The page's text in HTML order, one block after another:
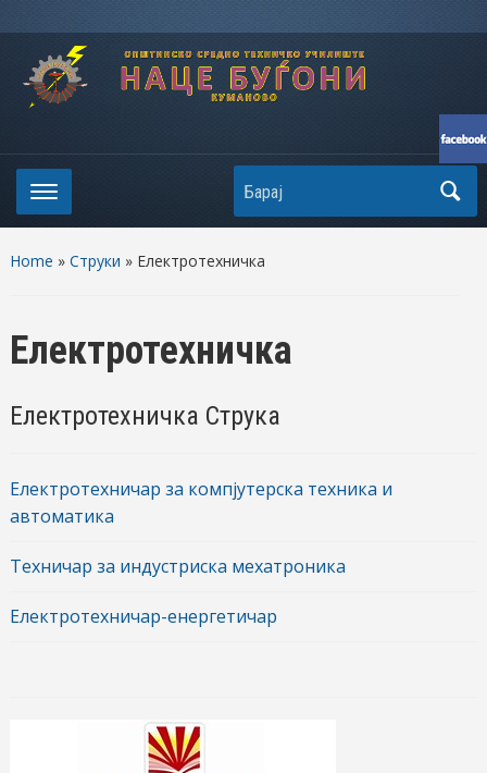
Search
Home » Струки » Електротехничка
Електротехничка
Електротехничка Струка
Електротехничар за компјутерска техника и
автоматика
Техничар за индустриска мехатроника
Електротехничар-енергетичар